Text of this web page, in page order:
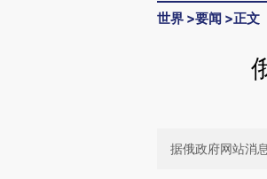
世界 >要闻 >正文
据俄政府网站消